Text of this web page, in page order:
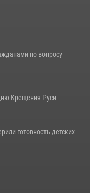
по вопросу
Крещения Руси
готовность детских